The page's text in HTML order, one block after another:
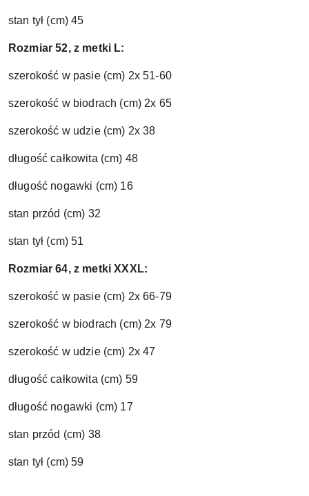
stan tył (cm) 45
Rozmiar 52, z metki L:
szerokość w pasie (cm) 2x 51-60
szerokość w biodrach (cm) 2x 65
szerokość w udzie (cm) 2x 38
długość całkowita (cm) 48
długość nogawki (cm) 16
stan przód (cm) 32
stan tył (cm) 51
Rozmiar 64, z metki XXXL:
szerokość w pasie (cm) 2x 66-79
szerokość w biodrach (cm) 2x 79
szerokość w udzie (cm) 2x 47
długość całkowita (cm) 59
długość nogawki (cm) 17
stan przód (cm) 38
stan tył (cm) 59